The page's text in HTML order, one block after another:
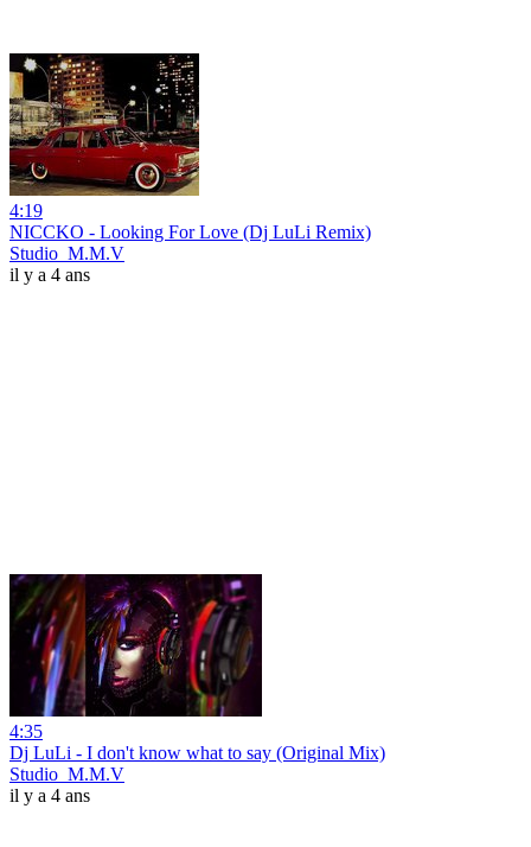
4:19
NICCKO - Looking For Love (Dj LuLi Remix)
Studio_M.M.V
il y a 4 ans
4:35
Dj LuLi - I don't know what to say (Original Mix)
Studio_M.M.V
il y a 4 ans